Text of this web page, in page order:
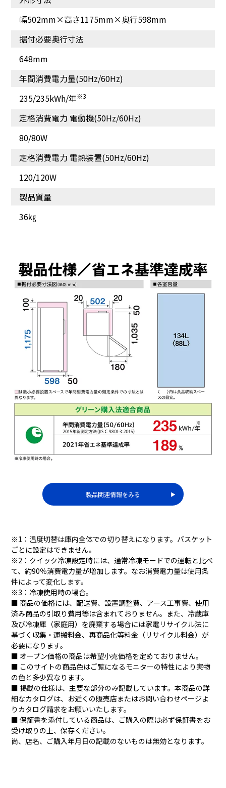
幅502mm×高さ1175mm×奥行598mm
据付必要奥行寸法
648mm
年間消費電力量(50Hz/60Hz)
235/235kWh/年※3
定格消費電力 電動機(50Hz/60Hz)
80/80W
定格消費電力 電熱装置(50Hz/60Hz)
120/120W
製品質量
36㎏
製品関連情報をみる ▶︎
※1：温度切替は庫内全体での切り替えになります。バスケット
ごとに設定はできません。
※2：クイック冷凍設定時には、通常冷凍モードでの運転と比べ
て、約90％消費電力量が増加します。なお消費電力量は使用条
件によって変化します。
※3：冷凍使用時の場合。
■ 商品の価格には、配送費、設置調整費、アース工事費、使用
済み商品の引取り費用等は含まれておりません。また、冷蔵庫
及び冷凍庫（家庭用）を廃棄する場合には家電リサイクル法に
基づく収集・運搬料金、再商品化等料金（リサイクル料金）が
必要になります。
■ オープン価格の商品は希望小売価格を定めておりません。
■ このサイトの商品色はご覧になるモニターの特性により実物
の色と多少異なります。
■ 掲載の仕様は、主要な部分のみ記載しています。本商品の詳
細なカタログは、お近くの販売店またはお問い合わせページよ
りカタログ請求をお願いいたします。
■ 保証書を添付している商品は、ご購入の際は必ず保証書をお
受け取りの上、保存ください。
尚、店名、ご購入年月日の記載のないものは無効となります。